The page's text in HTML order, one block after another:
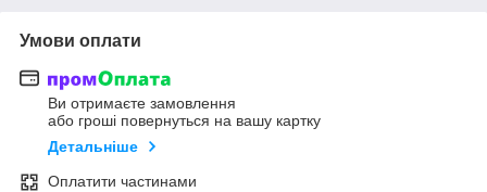
Умови оплати
Ви отримаєте замовлення
або гроші повернуться на вашу картку
Детальніше
Оплатити частинами